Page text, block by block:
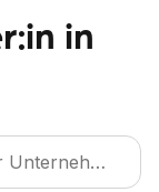
in